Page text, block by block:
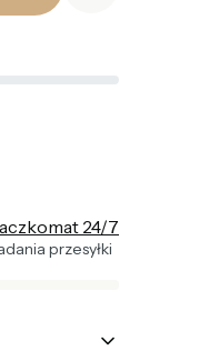
24/7
przesyłki